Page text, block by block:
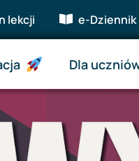
lekcji e-Dziennik
Dla